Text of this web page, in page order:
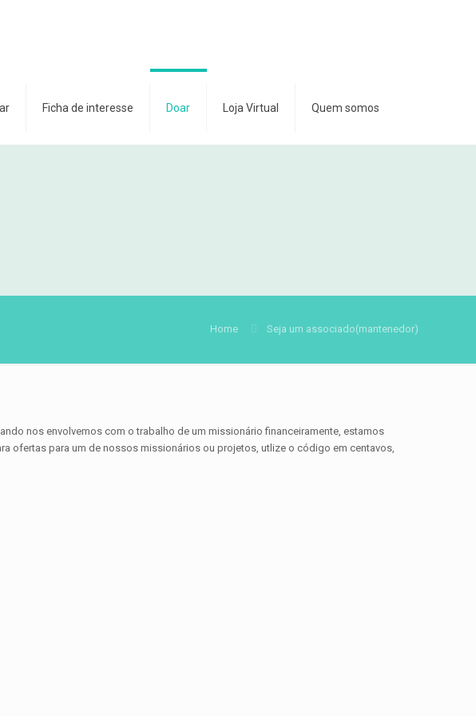
Ficha de interesse Doar Loja Virtual Quem somos
Home Seja um associado(mantenedor)
nos envolvemos com o trabalho de um missionário financeiramente, estamos
ofertas para um de nossos missionários ou projetos, utlize o código em centavos,